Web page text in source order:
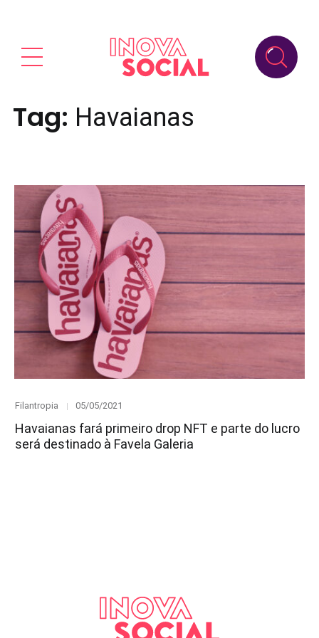
Tag: Havaianas
Category
Filantropia
Posted
05/05/2021
Havaianas fará primeiro drop NFT e parte do lucro
será destinado à Favela Galeria